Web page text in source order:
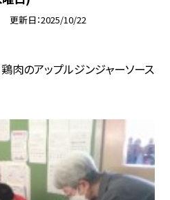
更新日 2025/10/22
肉のアップルジンジャーソース